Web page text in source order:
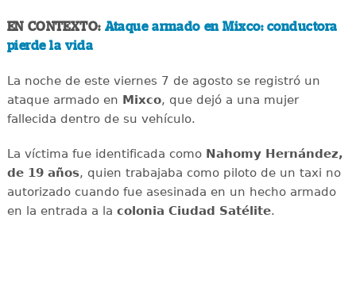
EN CONTEXTO: Ataque armado en Mixco: conductora
pierde la vida
La noche de este viernes 7 de agosto se registró un
ataque armado en Mixco, que dejó a una mujer
fallecida dentro de su vehículo.
La víctima fue identificada como Nahomy Hernández,
de 19 años, quien trabajaba como piloto de un taxi no
autorizado cuando fue asesinada en un hecho armado
en la entrada a la colonia Ciudad Satélite.